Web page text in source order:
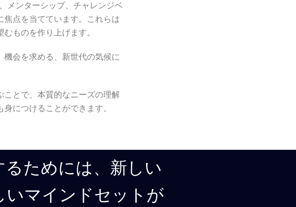
メンターシップ、チャレンジベ
点を当てています。これらは
ものを作り上げます。
会を求める、新世代の気候に
ことで、本質的なニーズの理解
につけることができます。
ためには、新しい
いマインドセットが